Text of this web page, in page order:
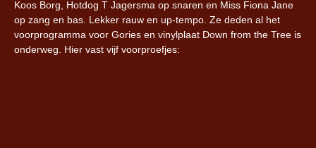
Koos Borg, Hotdog T Jagersma op snaren en Miss Fiona Jane
op zang en bas. Lekker rauw en up-tempo. Ze deden al het
voorprogramma voor Gories en vinylplaat Down from the Tree is
onderweg. Hier vast vijf voorproefjes: